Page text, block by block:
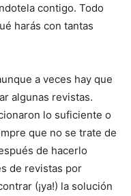
contigo. Todo
harás con tantas
a veces hay que
algunas revistas.
lo suficiente o
que no se trate de
de hacerlo
de revistas por
(¡ya!) la solución